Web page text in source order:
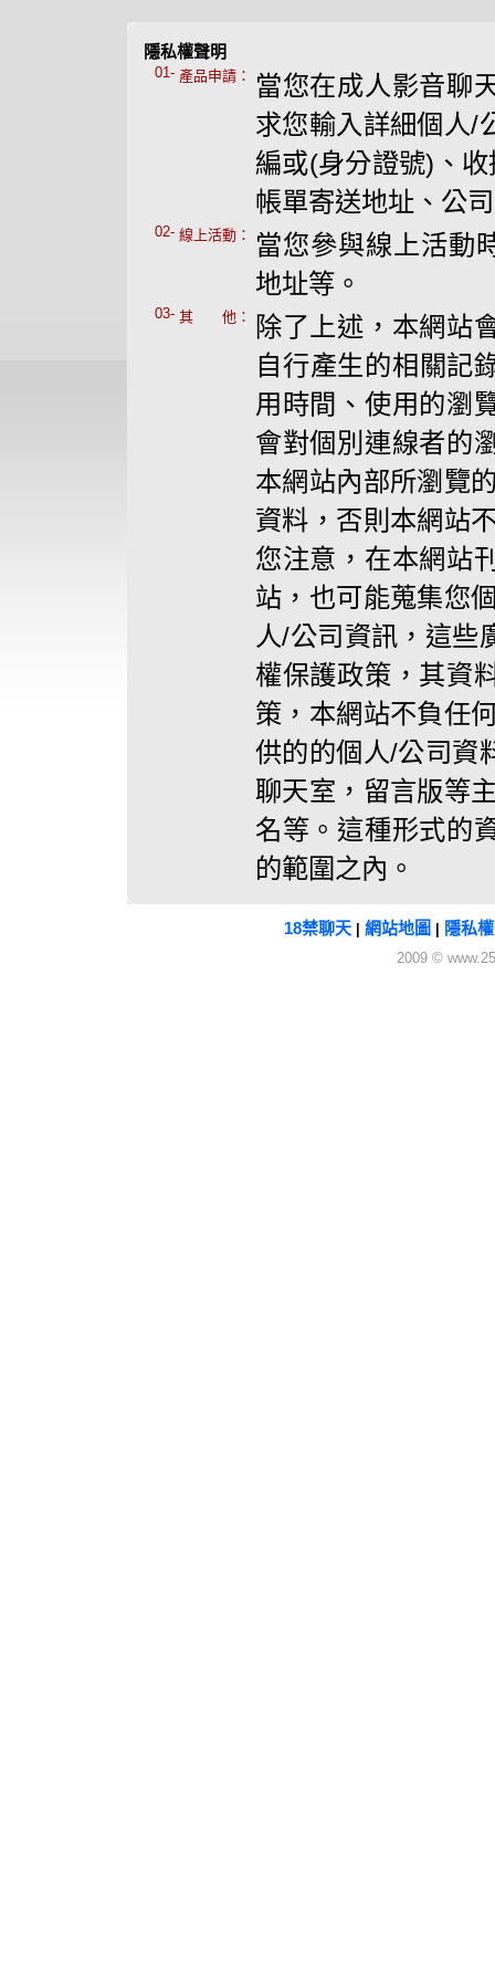
隱私權聲明
01- 產品申請：
當您在成人影音聊
求您輸入詳細個人/
編或(身分證號)、
帳單寄送地址、公
02- 線上活動：
當您參與線上活動
地址等。
03- 其 他：
除了上述，本網站
自行產生的相關記
用時間、使用的瀏
會對個別連線者的
本網站內部所瀏覽
資料，否則本網站
您注意，在本網站
站，也可能蒐集您
人/公司資訊，這些
權保護政策，其資
策，本網站不負任
供的的個人/公司資
聊天室，留言版等
名等。這種形式的
的範圍之內。
18禁聊天 網站地圖 隱私
2009 ©